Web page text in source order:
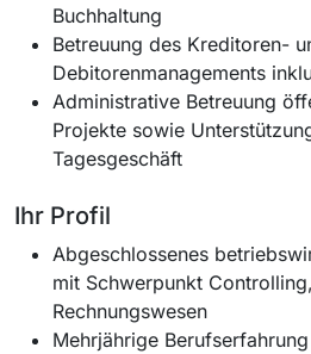
Buchhaltung
Betreuung des Kreditoren-
Debitorenmanagements
Administrative Betreuung
Projekte sowie
Tagesgeschäft
Ihr Profil
Abgeschlossenes
mit Schwerpunkt
Rechnungswesen
Mehrjährige